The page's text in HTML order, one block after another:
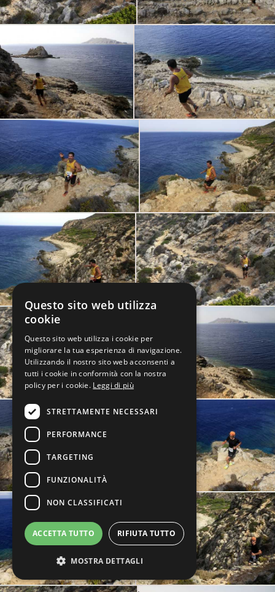
Questo sito web utilizza
cookie
Questo sito web utilizza i cookie per
migliorare la tua esperienza di navigazione.
Utilizzando il nostro sito web acconsenti a
tutti i cookie in conformità con la nostra
policy per i cookie. Leggi di più
STRETTAMENTE NECESSARI
PERFORMANCE
TARGETING
FUNZIONALITÀ
NON CLASSIFICATI
ACCETTA TUTTO RIFIUTA TUTTO
MOSTRA DETTAGLI